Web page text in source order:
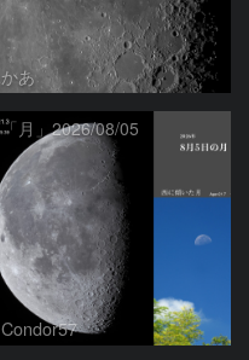
かあ
「月」2026/08/05
Condor57